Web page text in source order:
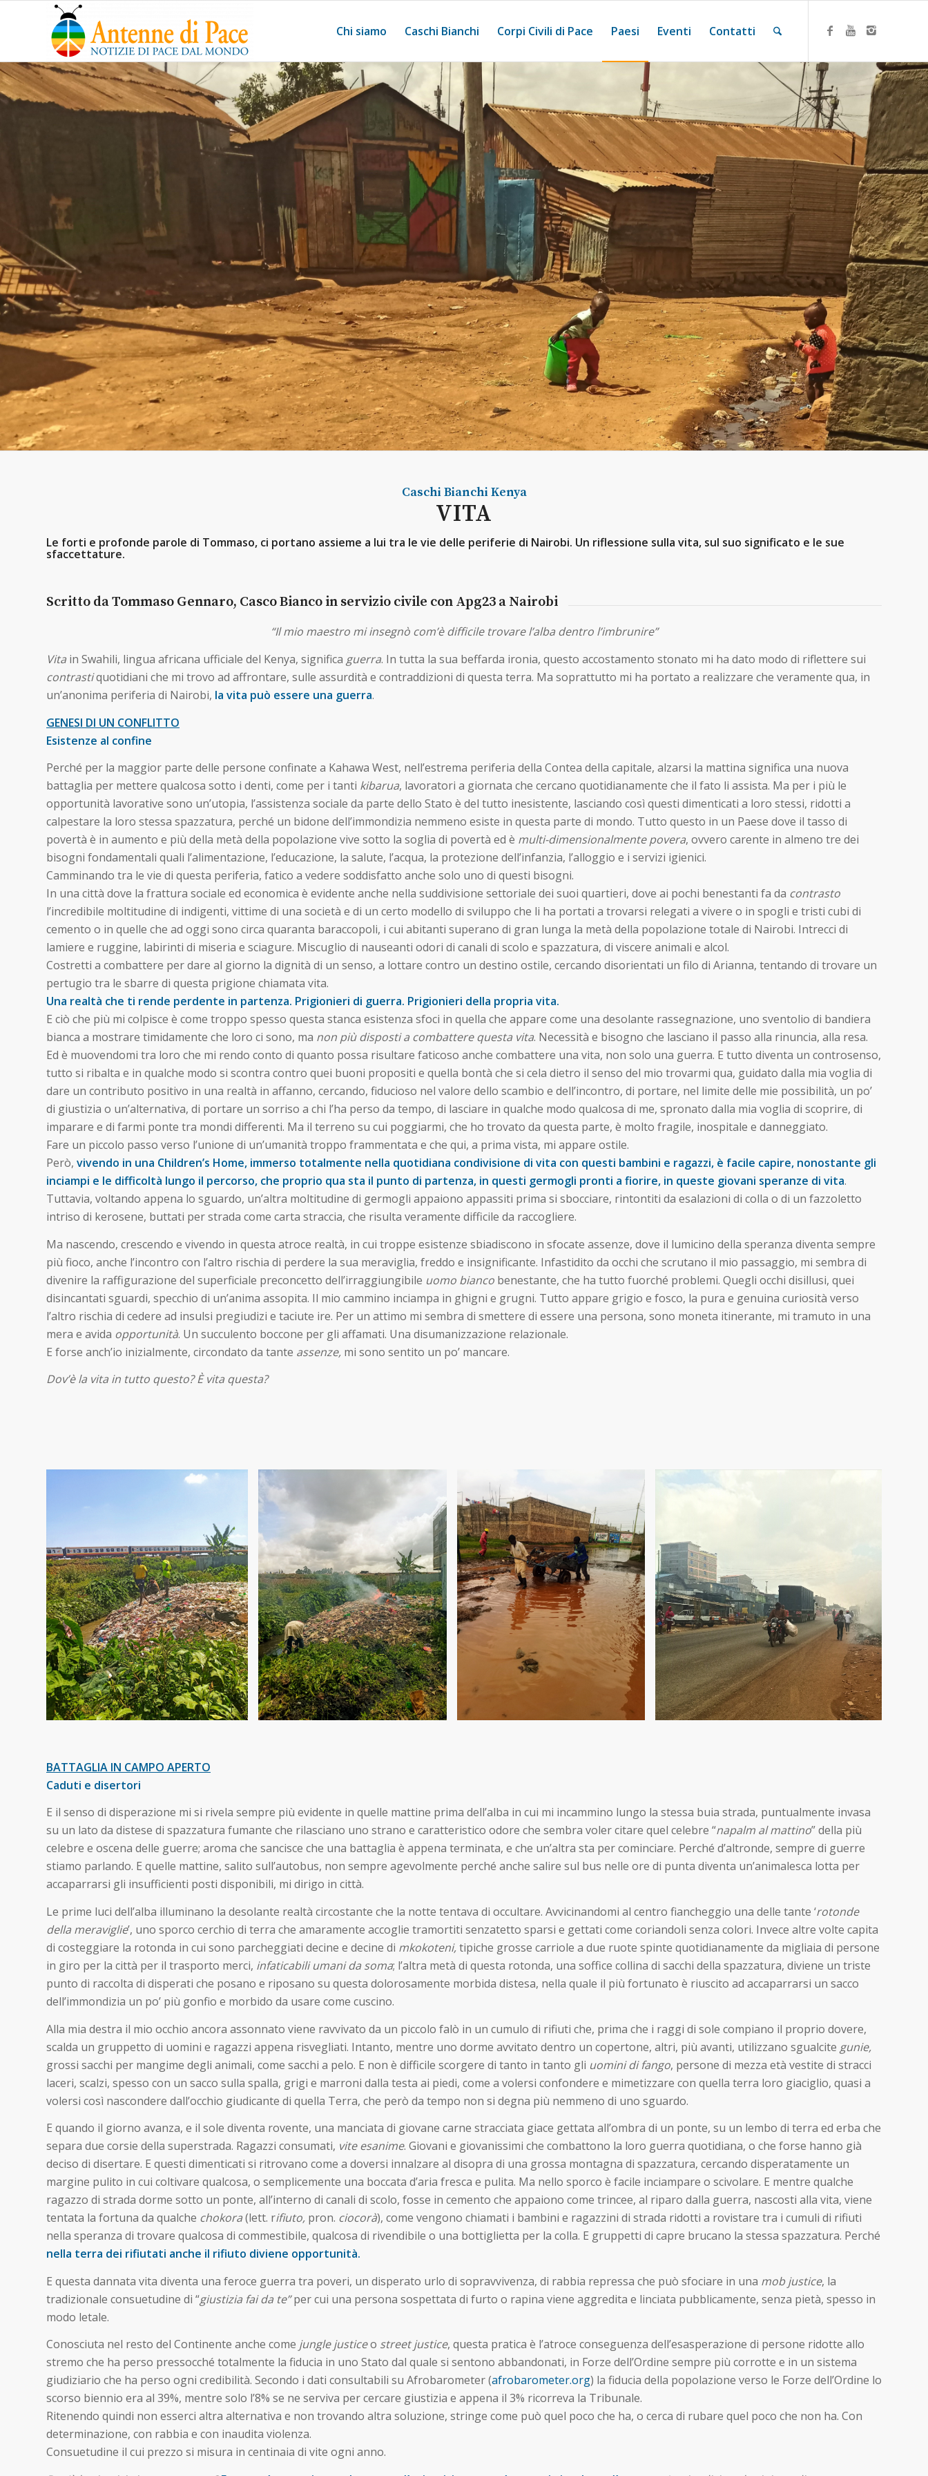
Chi siamo Caschi Bianchi Corpi Civili di Pace Paesi Eventi Contatti
Caschi BianchiKenya
VITA
Le forti e profonde parole di Tommaso, ci portano assieme a lui tra le vie delle periferie di Nairobi. Un riflessione sulla vita, sul suo significato e le sue
sfaccettature.
Scritto da Tommaso Gennaro, Casco Bianco in servizio civile con Apg23 a Nairobi
“Il mio maestro mi insegnò com’è difficile trovare l’alba dentro l’imbrunire”
Vita in Swahili, lingua africana ufficiale del Kenya, significa guerra. In tutta la sua beffarda ironia, questo accostamento stonato mi ha dato modo di riflettere sui
contrastiquotidiani che mi trovo ad affrontare, sulle assurdità e contraddizioni di questa terra. Ma soprattutto mi ha portato a realizzare che veramente qua, in
un’anonima periferia di Nairobi, la vita può essere una guerra.
GENESI DI UN CONFLITTO
Esistenze al confine
Perché per la maggior parte delle persone confinate a Kahawa West, nell’estrema periferia della Contea della capitale, alzarsi la mattina significa una nuova
battaglia per mettere qualcosa sotto i denti, come per i tanti kibarua, lavoratori a giornata che cercano quotidianamente che il fato li assista. Ma per i più le
opportunità lavorative sono un’utopia, l’assistenza sociale da parte dello Stato è del tutto inesistente, lasciando così questi dimenticati a loro stessi, ridotti a
calpestare la loro stessa spazzatura, perché un bidone dell’immondizia nemmeno esiste in questa parte di mondo. Tutto questo in un Paese dove il tasso di
povertà è in aumento e più della metà della popolazione vive sotto la soglia di povertà ed è multi-dimensionalmente povera, ovvero carente in almeno tre dei
bisogni fondamentali quali l’alimentazione, l’educazione, la salute, l’acqua, la protezione dell’infanzia, l’alloggio e i servizi igienici.
Camminando tra le vie di questa periferia, fatico a vedere soddisfatto anche solo uno di questi bisogni.
In una città dove la frattura sociale ed economica è evidente anche nella suddivisione settoriale dei suoi quartieri, dove ai pochi benestanti fa da contrasto
l’incredibile moltitudine di indigenti, vittime di una società e di un certo modello di sviluppo che li ha portati a trovarsi relegati a vivere o in spogli e tristi cubi di
cemento o in quelle che ad oggi sono circa quaranta baraccopoli, i cui abitanti superano di gran lunga la metà della popolazione totale di Nairobi. Intrecci di
lamiere e ruggine, labirinti di miseria e sciagure. Miscuglio di nauseanti odori di canali di scolo e spazzatura, di viscere animali e alcol.
Costretti a combattere per dare al giorno la dignità di un senso, a lottare contro un destino ostile, cercando disorientati un filo di Arianna, tentando di trovare un
pertugio tra le sbarre di questa prigione chiamata vita.
Una realtà che ti rende perdente in partenza. Prigionieri di guerra. Prigionieri della propria vita.
E ciò che più mi colpisce è come troppo spesso questa stanca esistenza sfoci in quella che appare come una desolante rassegnazione, uno sventolio di bandiera
bianca a mostrare timidamente che loro ci sono, ma non più disposti a combattere questa vita. Necessità e bisogno che lasciano il passo alla rinuncia, alla resa.
Ed è muovendomi tra loro che mi rendo conto di quanto possa risultare faticoso anche combattere una vita, non solo una guerra. E tutto diventa un controsenso,
tutto si ribalta e in qualche modo si scontra contro quei buoni propositi e quella bontà che si cela dietro il senso del mio trovarmi qua, guidato dalla mia voglia di
dare un contributo positivo in una realtà in affanno, cercando, fiducioso nel valore dello scambio e dell’incontro, di portare, nel limite delle mie possibilità, un po’
di giustizia o un’alternativa, di portare un sorriso a chi l’ha perso da tempo, di lasciare in qualche modo qualcosa di me, spronato dalla mia voglia di scoprire, di
imparare e di farmi ponte tra mondi differenti. Ma il terreno su cui poggiarmi, che ho trovato da questa parte, è molto fragile, inospitale e danneggiato.
Fare un piccolo passo verso l’unione di un’umanità troppo frammentata e che qui, a prima vista, mi appare ostile.
Però, vivendo in una Children’s Home, immerso totalmente nella quotidiana condivisione di vita con questi bambini e ragazzi, è facile capire, nonostante gli
inciampi e le difficoltà lungo il percorso, che proprio qua sta il punto di partenza, in questi germogli pronti a fiorire, in queste giovani speranze di vita.
Tuttavia, voltando appena lo sguardo, un’altra moltitudine di germogli appaiono appassiti prima si sbocciare, rintontiti da esalazioni di colla o di un fazzoletto
intriso di kerosene, buttati per strada come carta straccia, che risulta veramente difficile da raccogliere.
Ma nascendo, crescendo e vivendo in questa atroce realtà, in cui troppe esistenze sbiadiscono in sfocate assenze, dove il lumicino della speranza diventa sempre
più fioco, anche l’incontro con l’altro rischia di perdere la sua meraviglia, freddo e insignificante. Infastidito da occhi che scrutano il mio passaggio, mi sembra di
divenire la raffigurazione del superficiale preconcetto dell’irraggiungibile uomo bianco benestante, che ha tutto fuorché problemi. Quegli occhi disillusi, quei
disincantati sguardi, specchio di un’anima assopita. Il mio cammino inciampa in ghigni e grugni. Tutto appare grigio e fosco, la pura e genuina curiosità verso
l’altro rischia di cedere ad insulsi pregiudizi e taciute ire. Per un attimo mi sembra di smettere di essere una persona, sono moneta itinerante, mi tramuto in una
mera e avida opportunità. Un succulento boccone per gli affamati. Una disumanizzazione relazionale.
E forse anch’io inizialmente, circondato da tante assenze, mi sono sentito un po’ mancare.
Dov’è la vita in tutto questo? È vita questa?
BATTAGLIA IN CAMPO APERTO
Caduti e disertori
E il senso di disperazione mi si rivela sempre più evidente in quelle mattine prima dell’alba in cui mi incammino lungo la stessa buia strada, puntualmente invasa
su un lato da distese di spazzatura fumante che rilasciano uno strano e caratteristico odore che sembra voler citare quel celebre “napalm al mattino” della più
celebre e oscena delle guerre; aroma che sancisce che una battaglia è appena terminata, e che un’altra sta per cominciare. Perché d’altronde, sempre di guerre
stiamo parlando. E quelle mattine, salito sull’autobus, non sempre agevolmente perché anche salire sul bus nelle ore di punta diventa un’animalesca lotta per
accaparrarsi gli insufficienti posti disponibili, mi dirigo in città.
Le prime luci dell’alba illuminano la desolante realtà circostante che la notte tentava di occultare. Avvicinandomi al centro fiancheggio una delle tante ‘rotonde
della meraviglie’, uno sporco cerchio di terra che amaramente accoglie tramortiti senzatetto sparsi e gettati come coriandoli senza colori. Invece altre volte capita
di costeggiare la rotonda in cui sono parcheggiati decine e decine di mkokoteni,tipiche grosse carriole a due ruote spinte quotidianamente da migliaia di persone
in giro per la città per il trasporto merci, infaticabili umani da soma; l’altra metà di questa rotonda, una soffice collina di sacchi della spazzatura, diviene un triste
punto di raccolta di disperati che posano e riposano su questa dolorosamente morbida distesa, nella quale il più fortunato è riuscito ad accaparrarsi un sacco
dell’immondizia un po’ più gonfio e morbido da usare come cuscino.
Alla mia destra il mio occhio ancora assonnato viene ravvivato da un piccolo falò in un cumulo di rifiuti che, prima che i raggi di sole compiano il proprio dovere,
scalda un gruppetto di uomini e ragazzi appena risvegliati. Intanto, mentre uno dorme avvitato dentro un copertone, altri, più avanti, utilizzano sgualcite gunie,
grossi sacchi per mangime degli animali, come sacchi a pelo. E non è difficile scorgere di tanto in tanto gli uomini di fango, persone di mezza età vestite di stracci
laceri, scalzi, spesso con un sacco sulla spalla, grigi e marroni dalla testa ai piedi, come a volersi confondere e mimetizzare con quella terra loro giaciglio, quasi a
volersi così nascondere dall’occhio giudicante di quella Terra, che però da tempo non si degna più nemmeno di uno sguardo.
E quando il giorno avanza, e il sole diventa rovente, una manciata di giovane carne stracciata giace gettata all’ombra di un ponte, su un lembo di terra ed erba che
separa due corsie della superstrada. Ragazzi consumati, vite esanime. Giovani e giovanissimi che combattono la loro guerra quotidiana, o che forse hanno già
deciso di disertare. E questi dimenticati si ritrovano come a doversi innalzare al disopra di una grossa montagna di spazzatura, cercando disperatamente un
margine pulito in cui coltivare qualcosa, o semplicemente una boccata d’aria fresca e pulita. Ma nello sporco è facile inciampare o scivolare. E mentre qualche
ragazzo di strada dorme sotto un ponte, all’interno di canali di scolo, fosse in cemento che appaiono come trincee, al riparo dalla guerra, nascosti alla vita, viene
tentata la fortuna da qualche chokora(lett. rifiuto, pron. ciocorà), come vengono chiamati i bambini e ragazzini di strada ridotti a rovistare tra i cumuli di rifiuti
nella speranza di trovare qualcosa di commestibile, qualcosa di rivendibile o una bottiglietta per la colla. E gruppetti di capre brucano la stessa spazzatura. Perché
nella terra dei rifiutati anche il rifiuto diviene opportunità.
E questa dannata vita diventa una feroce guerra tra poveri, un disperato urlo di sopravvivenza, di rabbia repressa che può sfociare in una mob justice, la
tradizionale consuetudine di “giustizia fai da te”per cui una persona sospettata di furto o rapina viene aggredita e linciata pubblicamente, senza pietà, spesso in
modo letale.
Conosciuta nel resto del Continente anche come jungle justiceo street justice, questa pratica è l’atroce conseguenza dell’esasperazione di persone ridotte allo
stremo che ha perso pressocché totalmente la fiducia in uno Stato dal quale si sentono abbandonati, in Forze dell’Ordine sempre più corrotte e in un sistema
giudiziario che ha perso ogni credibilità. Secondo i dati consultabili su Afrobarometer (afrobarometer.org) la fiducia della popolazione verso le Forze dell’Ordine lo
scorso biennio era al 39%, mentre solo l’8% se ne serviva per cercare giustizia e appena il 3% ricorreva la Tribunale.
Ritenendo quindi non esserci altra alternativa e non trovando altra soluzione, stringe come può quel poco che ha, o cerca di rubare quel poco che non ha. Con
determinazione, con rabbia e con inaudita violenza.
Consuetudine il cui prezzo si misura in centinaia di vite ogni anno.